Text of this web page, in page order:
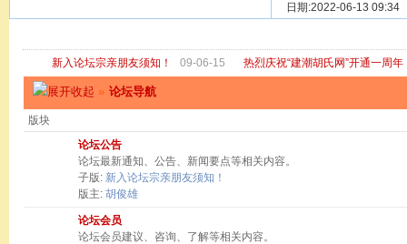
[ 庙堂宗祠 ] 祖祠、家庙
日期:2022-06-13 09:34
新入论坛宗亲朋友须知！ 09-06-15 热烈庆祝“建潮胡氏网”开通一周年
» 论坛导航
版块
论坛公告
论坛最新通知、公告、新闻要点等相关内容。
子版: 新入论坛宗亲朋友须知！
版主: 胡俊雄
论坛会员
论坛会员建议、咨询、了解等相关内容。